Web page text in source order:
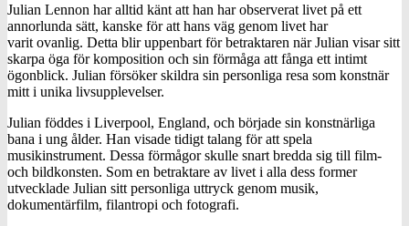
Julian Lennon har alltid känt att han har observerat livet på ett
annorlunda sätt, kanske för att hans väg genom livet har
varit ovanlig. Detta blir uppenbart för betraktaren när Julian visar sitt
skarpa öga för komposition och sin förmåga att fånga ett intimt
ögonblick. Julian försöker skildra sin personliga resa som konstnär
mitt i unika livsupplevelser.
Julian föddes i Liverpool, England, och började sin konstnärliga
bana i ung ålder. Han visade tidigt talang för att spela
musikinstrument. Dessa förmågor skulle snart bredda sig till film-
och bildkonsten. Som en betraktare av livet i alla dess former
utvecklade Julian sitt personliga uttryck genom musik,
dokumentärfilm, filantropi och fotografi.